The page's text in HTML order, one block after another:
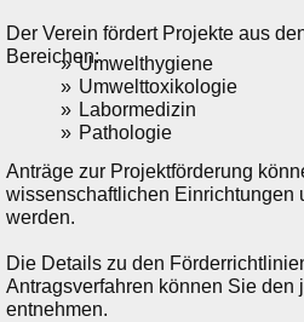
Der Verein fördert Projekte aus
Bereichen:Umwelthygiene
Umwelttoxikologie
Labormedizin
Pathologie
Anträge zur Projektförderung
wissenschaftlichen Einrichtungen
werden.
Die Details zu den
Antragsverfahren können Sie den
entnehmen.